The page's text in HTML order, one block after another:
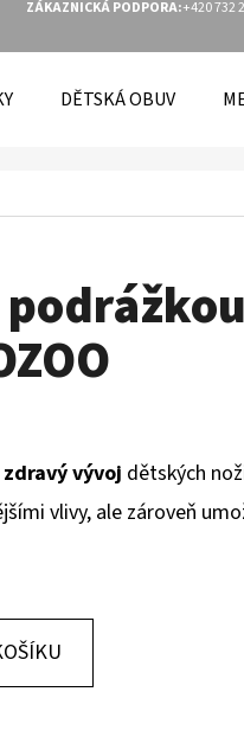
ZÁKAZNICKÁ PODPORA:+420 732
DĚTSKÁ OBUV
zdravý vývoj dětských
vlivy, ale zároveň